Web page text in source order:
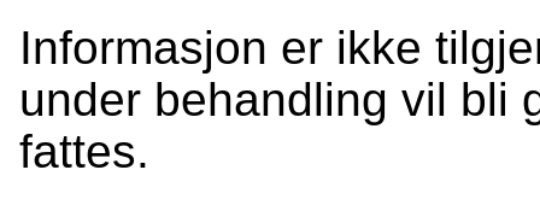
Informasjon er ikke
under behandling vil bli
fattes.